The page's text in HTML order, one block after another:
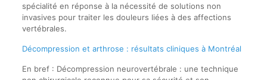
spécialité en réponse à la nécessité de solutions non
invasives pour traiter les douleurs liées à des affections
vertébrales.
Décompression et arthrose : résultats cliniques à Montréal
En bref : Décompression neurovertébrale : une technique